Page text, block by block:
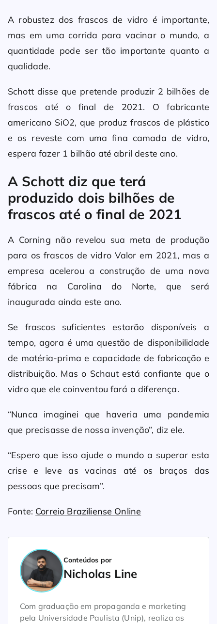
A robustez dos frascos de vidro é importante,
mas em uma corrida para vacinar o mundo, a
quantidade pode ser tão importante quanto a
qualidade.
Schott disse que pretende produzir 2 bilhões de
frascos até o final de 2021. O fabricante
americano SiO2, que produz frascos de plástico
e os reveste com uma fina camada de vidro,
espera fazer 1 bilhão até abril deste ano.
A Schott diz que terá
produzido dois bilhões de
frascos até o final de 2021
A Corning não revelou sua meta de produção
para os frascos de vidro Valor em 2021, mas a
empresa acelerou a construção de uma nova
fábrica na Carolina do Norte, que será
inaugurada ainda este ano.
Se frascos suficientes estarão disponíveis a
tempo, agora é uma questão de disponibilidade
de matéria-prima e capacidade de fabricação e
distribuição. Mas o Schaut está confiante que o
vidro que ele coinventou fará a diferença.
“Nunca imaginei que haveria uma pandemia
que precisasse de nossa invenção”, diz ele.
“Espero que isso ajude o mundo a superar esta
crise e leve as vacinas até os braços das
pessoas que precisam”.
Fonte: Correio Braziliense Online
Conteúdos por
Nicholas Line
Com graduação em propaganda e marketing
pela Universidade Paulista (Unip), realiza as